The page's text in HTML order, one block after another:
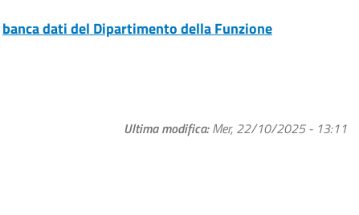
banca dati del Dipartimento della Funzione
Ultima modifica Mer, 22/10/2025 - 13:11